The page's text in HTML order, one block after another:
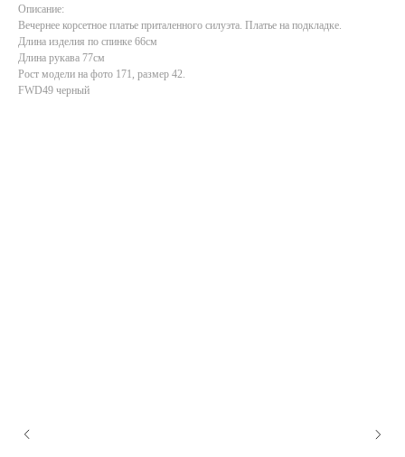
Описание:
Вечернее корсетное платье приталенного силуэта. Платье на подкладке.
Длина изделия по спинке 66см
Длина рукава 77см
Рост модели на фото 171, размер 42.
FWD49 черный